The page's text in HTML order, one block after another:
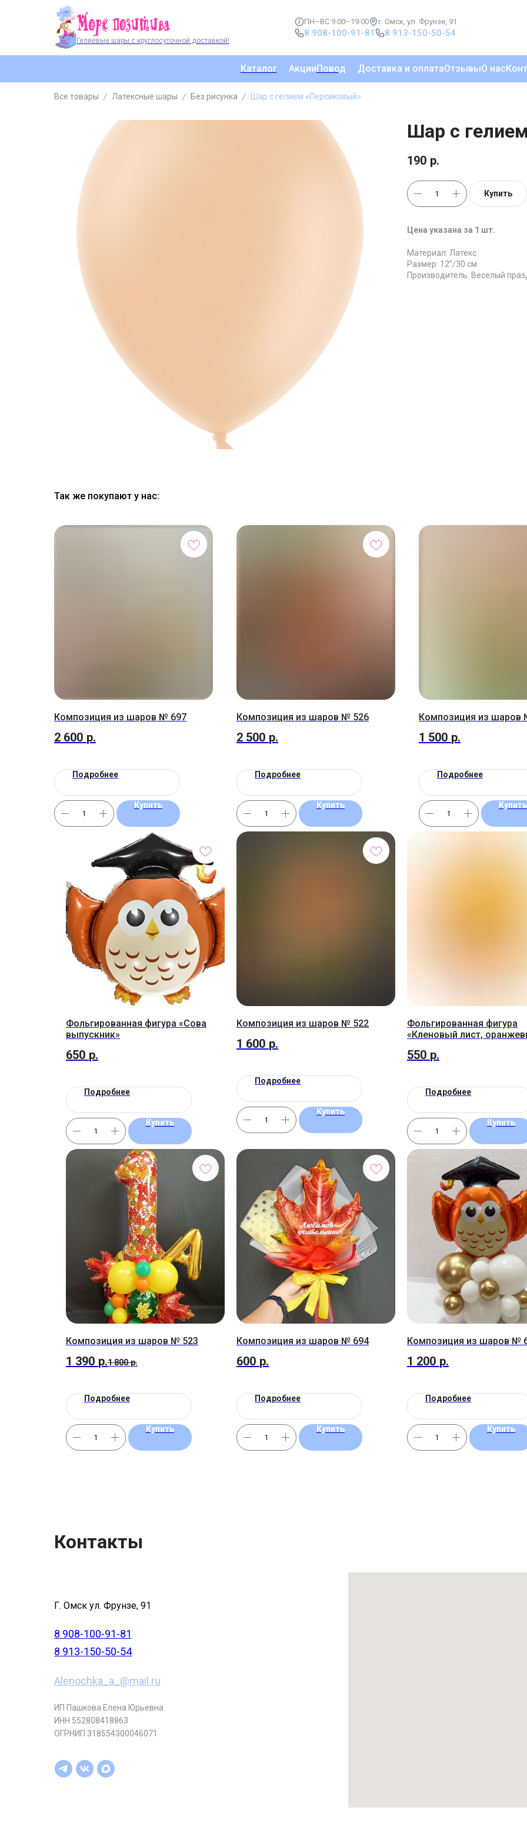
Гелиевые шары с круглосуточной доставкой!
ПН–ВС 9:00–19:00 г. Омск, ул. Фрунзе, 91
8 908-100-91-81 8 913-150-50-54
Каталог АкцииПовод Доставка и оплатаОтзывыО нас
Все товары Латексные шары Без рисунка Шар с гелием «Персиковый»
Шар с
190 р.
Купить
Цена указана за 1 шт.
Материал: Латекс
Размер: 12’’/30 см
Производитель: Веселый
Так же покупают у нас:
Композиция из шаров № 697
2 600 р.
Подробнее
Купить
Композиция из шаров № 526
2 500 р.
Подробнее
Купить
Композиция из шаров
1 500 р.
Подробнее
Купить
Фольгированная фигура «Сова
выпускник»
650 р.
Подробнее
Купить
Композиция из шаров № 522
1 600 р.
Подробнее
Купить
Фольгированная фигура
«Кленовый лист,
550 р.
Подробнее
Купить
Композиция из шаров № 523
1 390 р.1 800 р.
Подробнее
Купить
Композиция из шаров № 694
600 р.
Подробнее
Купить
Композиция из шаров №
1 200 р.
Подробнее
Купить
Контакты
Г. Омск ул. Фрунзе, 91
8 908-100-91-81
8 913-150-50-54
Alenochka_a_@mail.ru
ИП Пашкова Елена Юрьевна
ИНН 552808418863
ОГРНИП 318554300046071